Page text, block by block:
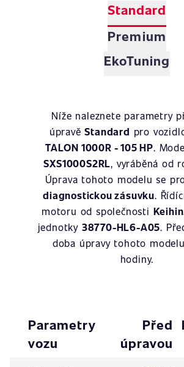
Standard
Premium
EkoTuning
Níže naleznete parametry
úpravěStandard pro
TALON 1000R - 105 HP.
SXS1000S2RL, vyráběná od
Úprava tohoto modelu se
diagnostickou zásuvku.
motoru od společnosti Keihin
jednotky 38770-HL6-A05.
doba úpravy tohoto
hodiny.
Parametry
vozu
Před
úpravou